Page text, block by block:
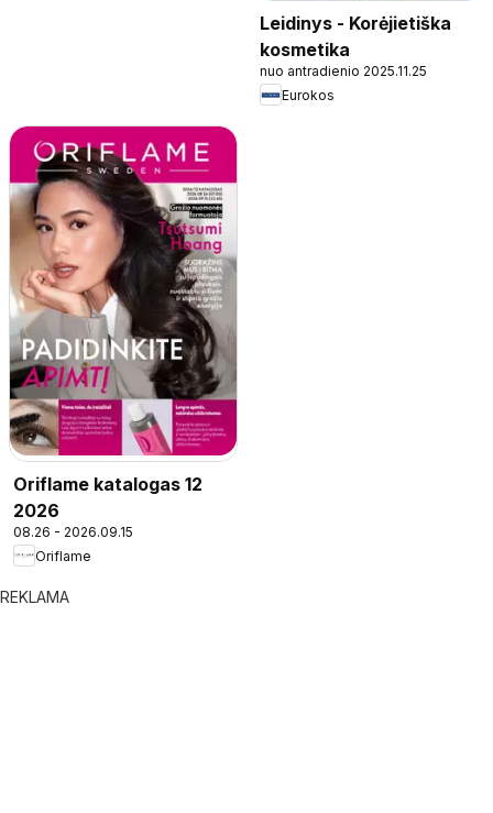
Leidinys - Korėjietiška
kosmetika
nuo antradienio 2025.11.25
Eurokos
Oriflame katalogas 12
2026
08.26 - 2026.09.15
Oriflame
REKLAMA